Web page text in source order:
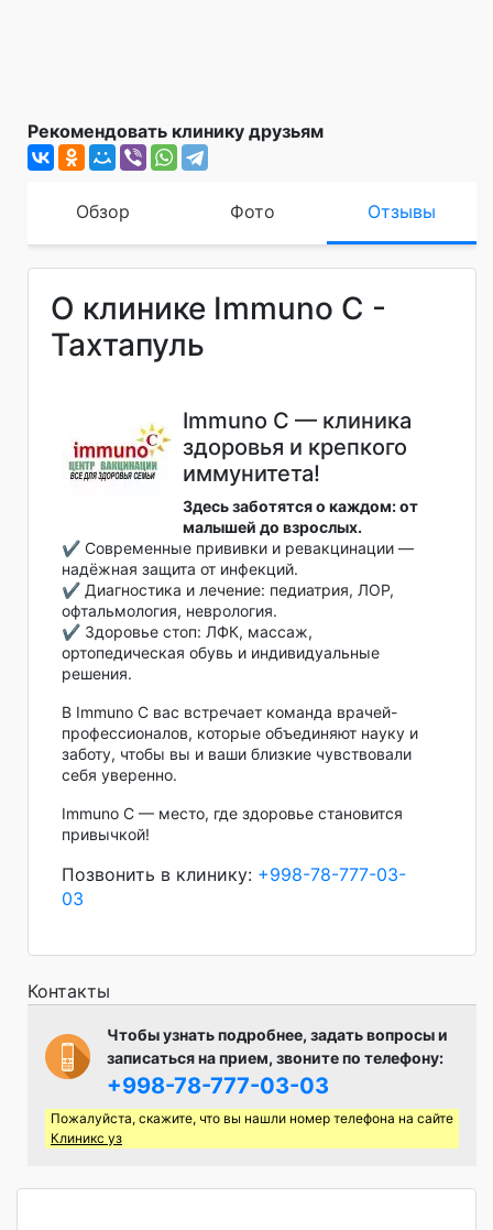
Рекомендовать клинику друзьям
Обзор Фото Отзывы
О клинике Immuno C -
Тахтапуль
Immuno C — клиника
здоровья и крепкого
иммунитета!
Здесь заботятся о каждом: от
малышей до взрослых.
✔️ Современные прививки и ревакцинации —
надёжная защита от инфекций.
✔️ Диагностика и лечение: педиатрия, ЛОР,
офтальмология, неврология.
✔️ Здоровье стоп: ЛФК, массаж,
ортопедическая обувь и индивидуальные
решения.
В Immuno C вас встречает команда врачей-
профессионалов, которые объединяют науку и
заботу, чтобы вы и ваши близкие чувствовали
себя уверенно.
Immuno C — место, где здоровье становится
привычкой!
Позвонить в клинику: +998-78-777-03-
03
Контакты
Чтобы узнать подробнее, задать вопросы и
записаться на прием, звоните по телефону:
+998-78-777-03-03
Пожалуйста, скажите, что вы нашли номер телефона на сайте
Клиникс уз